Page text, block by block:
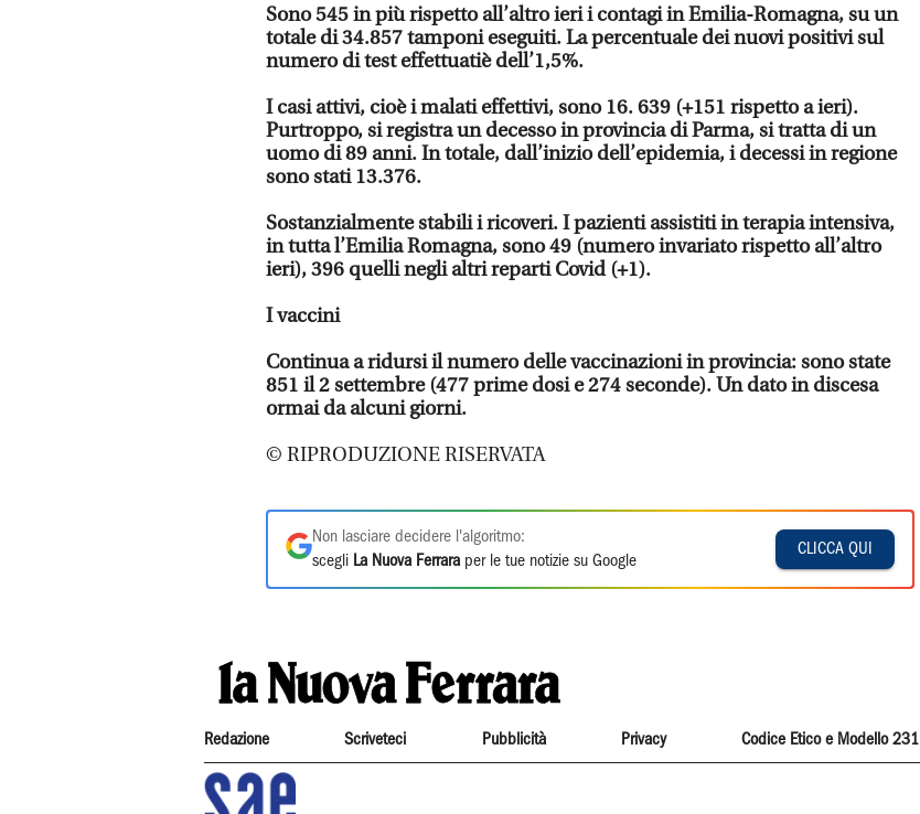
Sono 545 in più rispetto all’altro ieri i contagi in Emilia-Romagna, su un
totale di 34.857 tamponi eseguiti. La percentuale dei nuovi positivi sul
numero di test effettuatiè dell’1,5%.
I casi attivi, cioè i malati effettivi, sono 16. 639 (+151 rispetto a ieri).
Purtroppo, si registra un decesso in provincia di Parma, si tratta di un
uomo di 89 anni. In totale, dall’inizio dell’epidemia, i decessi in regione
sono stati 13.376.
Sostanzialmente stabili i ricoveri. I pazienti assistiti in terapia intensiva,
in tutta l’Emilia Romagna, sono 49 (numero invariato rispetto all’altro
ieri), 396 quelli negli altri reparti Covid (+1).
I vaccini
Continua a ridursi il numero delle vaccinazioni in provincia: sono state
851 il 2 settembre (477 prime dosi e 274 seconde). Un dato in discesa
ormai da alcuni giorni.
© RIPRODUZIONE RISERVATA
Non lasciare decidere l'algoritmo:
scegli La Nuova Ferrara per le tue notizie su Google
CLICCA QUI
Redazione Scriveteci Pubblicità Privacy Codice Etico e Modello 231